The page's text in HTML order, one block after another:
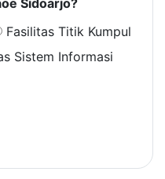
Sidoarjo?
Fasilitas Titik Kumpul
Sistem Informasi